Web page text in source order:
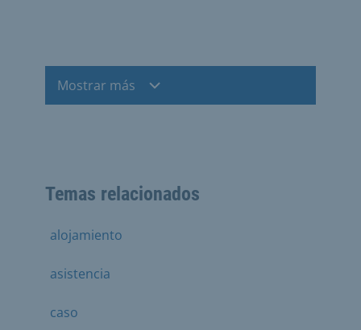
Mostrar más
Temas relacionados
alojamiento
asistencia
caso